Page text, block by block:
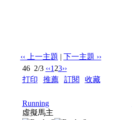
‹‹ 上一主題 | 下一主題 ››
46 2/3 ‹‹1 23››
打印
推薦| 訂閱
收藏
Running
虛擬馬主